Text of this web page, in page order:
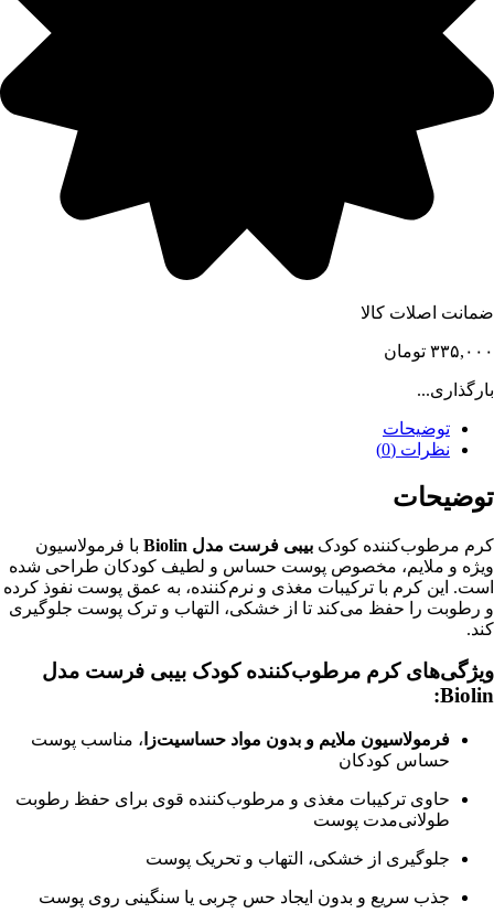
ضمانت اصلات کالا
۳۳۵,۰۰۰ تومان
بارگذاری...
توضیحات
نظرات (0)
توضیحات
کرم مرطوب‌کننده کودک بیبی فرست مدل Biolin
با فرمولاسیون
ویژه و ملایم، مخصوص پوست حساس و لطیف کودکان طراحی شده
است. این کرم با ترکیبات مغذی و نرم‌کننده، به عمق پوست نفوذ کرده
و رطوبت را حفظ می‌کند تا از خشکی، التهاب و ترک پوست جلوگیری
کند.
ویژگی‌های کرم مرطوب‌کننده کودک بیبی فرست مدل
Biolin:
فرمولاسیون ملایم و بدون مواد حساسیت‌زا ، مناسب پوست
حساس کودکان
حاوی ترکیبات مغذی و مرطوب‌کننده قوی برای حفظ رطوبت
طولانی‌مدت پوست
جلوگیری از خشکی، التهاب و تحریک پوست
جذب سریع و بدون ایجاد حس چربی یا سنگینی روی پوست